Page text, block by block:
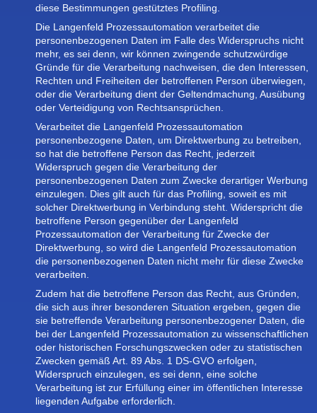
diese Bestimmungen gestütztes Profiling.
Die Langenfeld Prozessautomation verarbeitet die
personenbezogenen Daten im Falle des Widerspruchs nicht
mehr, es sei denn, wir können zwingende schutzwürdige
Gründe für die Verarbeitung nachweisen, die den Interessen,
Rechten und Freiheiten der betroffenen Person überwiegen,
oder die Verarbeitung dient der Geltendmachung, Ausübung
oder Verteidigung von Rechtsansprüchen.
Verarbeitet die Langenfeld Prozessautomation
personenbezogene Daten, um Direktwerbung zu betreiben,
so hat die betroffene Person das Recht, jederzeit
Widerspruch gegen die Verarbeitung der
personenbezogenen Daten zum Zwecke derartiger Werbung
einzulegen. Dies gilt auch für das Profiling, soweit es mit
solcher Direktwerbung in Verbindung steht. Widerspricht die
betroffene Person gegenüber der Langenfeld
Prozessautomation der Verarbeitung für Zwecke der
Direktwerbung, so wird die Langenfeld Prozessautomation
die personenbezogenen Daten nicht mehr für diese Zwecke
verarbeiten.
Zudem hat die betroffene Person das Recht, aus Gründen,
die sich aus ihrer besonderen Situation ergeben, gegen die
sie betreffende Verarbeitung personenbezogener Daten, die
bei der Langenfeld Prozessautomation zu wissenschaftlichen
oder historischen Forschungszwecken oder zu statistischen
Zwecken gemäß Art. 89 Abs. 1 DS-GVO erfolgen,
Widerspruch einzulegen, es sei denn, eine solche
Verarbeitung ist zur Erfüllung einer im öffentlichen Interesse
liegenden Aufgabe erforderlich.